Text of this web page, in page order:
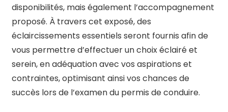
disponibilités, mais également l’accompagnement
proposé. À travers cet exposé, des
éclaircissements essentiels seront fournis afin de
vous permettre d’effectuer un choix éclairé et
serein, en adéquation avec vos aspirations et
contraintes, optimisant ainsi vos chances de
succès lors de l’examen du permis de conduire.